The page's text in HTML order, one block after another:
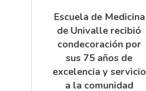
Escuela de Medicina
de Univalle recibió
condecoración por
sus 75 años de
excelencia y servicio
a la comunidad